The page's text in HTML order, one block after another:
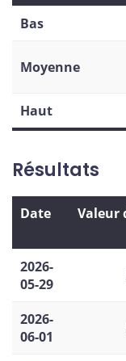
Bas
Moyenne
Haut
Résultats
Date
Valeur
2026-
05-29
2026-
06-01